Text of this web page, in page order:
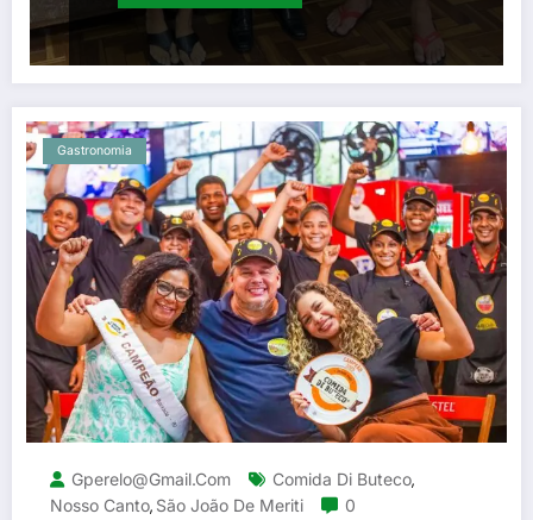
Gastronomia
Gperelo@gmail.com Comida Di Buteco,
Nosso Canto, São João De Meriti
0